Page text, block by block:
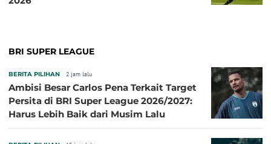
BRI SUPER LEAGUE
BERITA PILIHAN 2 jam lalu
Ambisi Besar Carlos Pena Terkait Target
Persita di BRI Super League 2026/2027:
Harus Lebih Baik dari Musim Lalu